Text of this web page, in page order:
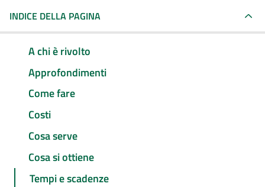
INDICE DELLA PAGINA
A chi è rivolto
Approfondimenti
Come fare
Costi
Cosa serve
Cosa si ottiene
Tempi e scadenze